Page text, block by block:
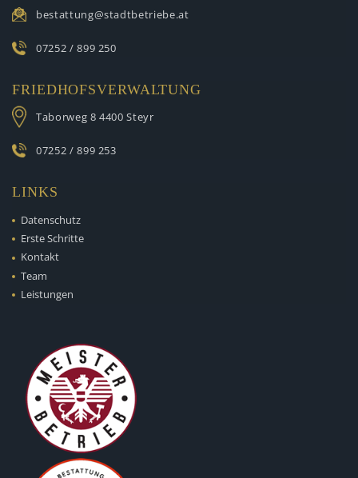
bestattung@stadtbetriebe.at
07252 / 899 250
FRIEDHOFSVERWALTUNG
Taborweg 8 4400 Steyr
07252 / 899 253
LINKS
Datenschutz
Erste Schritte
Kontakt
Team
Leistungen